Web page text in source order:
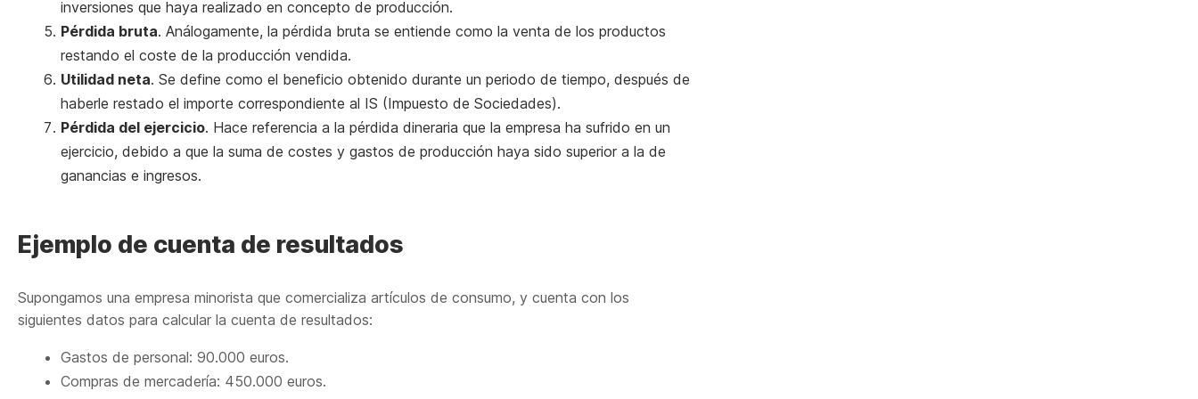
inversiones que haya realizado en concepto de producción.
Pérdida bruta. Análogamente, la pérdida bruta se entiende como la venta de los productos
restando el coste de la producción vendida.
Utilidad neta. Se define como el beneficio obtenido durante un periodo de tiempo, después de
haberle restado el importe correspondiente al IS (Impuesto de Sociedades).
Pérdida del ejercicio. Hace referencia a la pérdida dineraria que la empresa ha sufrido en un
ejercicio, debido a que la suma de costes y gastos de producción haya sido superior a la de
ganancias e ingresos.
Ejemplo de cuenta de resultados
Supongamos una empresa minorista que comercializa artículos de consumo, y cuenta con los
siguientes datos para calcular la cuenta de resultados:
Gastos de personal: 90.000 euros.
Compras de mercadería: 450.000 euros.